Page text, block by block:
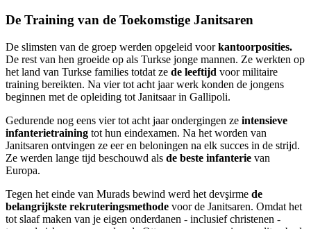
De Training van de Toekomstige Janitsaren
De slimsten van de groep werden opgeleid voorkantoorposities.
De rest van hen groeide op als Turkse jonge mannen. Ze werkten op
het land van Turkse families totdat ze de leeftijd voor militaire
training bereikten. Na vier tot acht jaar werk konden de jongens
beginnen met de opleiding tot Janitsaar in Gallipoli.
Gedurende nog eens vier tot acht jaar ondergingen ze intensieve
infanterietraining tot hun eindexamen. Na het worden van
Janitsaren ontvingen ze eer en beloningen na elk succes in de strijd.
Ze werden lange tijd beschouwd als de beste infanterie van
Europa.
Tegen het einde van Murads bewind werd het devşirme de
belangrijkste rekruteringsmethode voor de Janitsaren. Omdat het
tot slaaf maken van je eigen onderdanen - inclusief christenen -